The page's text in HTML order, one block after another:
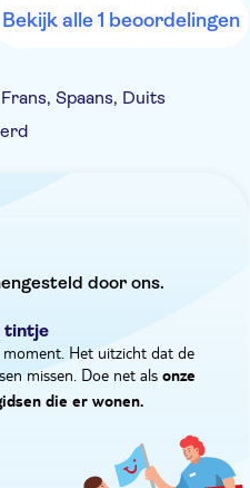
Bekijk alle 1 beoordelingen
Spaans, Duits
door ons.
tintje
moment. Het uitzicht dat de
missen. Doe net als onze
die er wonen.